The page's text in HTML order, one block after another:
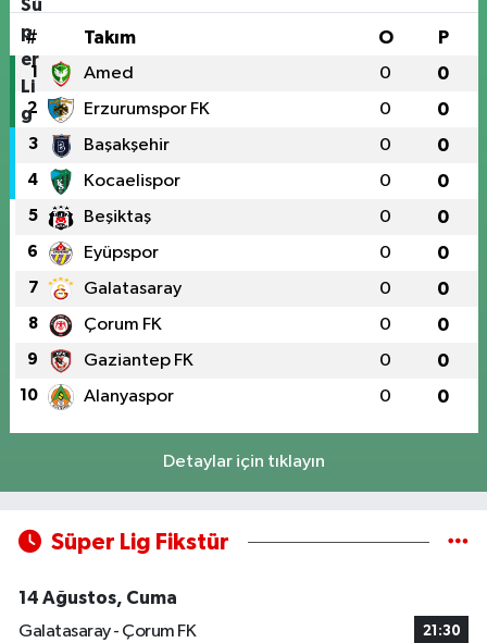
# Takım O P
1 Amed 0 0
2 Erzurumspor FK 0 0
3 Başakşehir 0 0
4 Kocaelispor 0 0
5 Beşiktaş 0 0
6 Eyüpspor 0 0
7 Galatasaray 0 0
8 Çorum FK 0 0
9 Gaziantep FK 0 0
10 Alanyaspor 0 0
Detaylar için tıklayın
Süper Lig Fikstür
14 Ağustos, Cuma
Galatasaray - Çorum FK
21:30